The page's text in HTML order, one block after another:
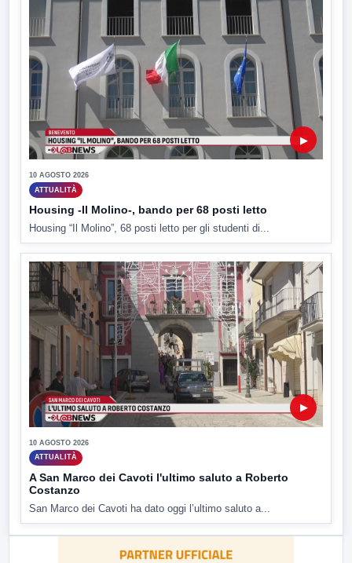
▶
10 AGOSTO 2026
ATTUALITÀ
Housing -Il Molino-, bando per 68 posti letto
Housing “Il Molino”, 68 posti letto per gli studenti di...
▶
10 AGOSTO 2026
ATTUALITÀ
A San Marco dei Cavoti l'ultimo saluto a Roberto
Costanzo
San Marco dei Cavoti ha dato oggi l’ultimo saluto a...